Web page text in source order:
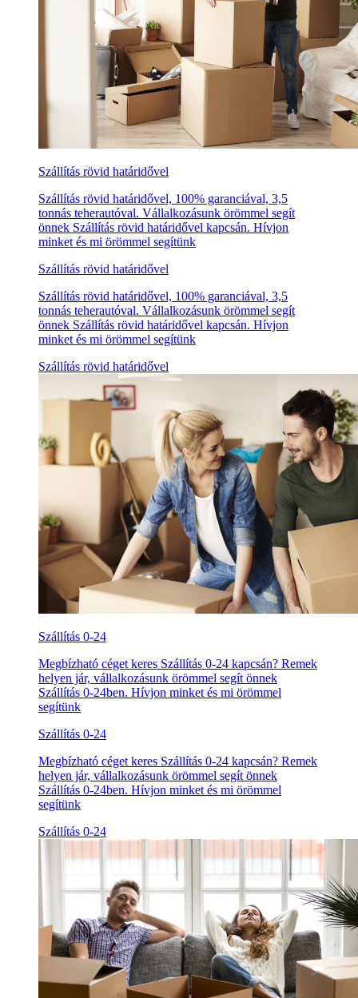
Szállítás rövid határidővel
Szállítás rövid határidővel, 100% garanciával, 3,5
tonnás teherautóval. Vállalkozásunk örömmel segít
önnek Szállítás rövid határidővel kapcsán. Hívjon
minket és mi örömmel segítünk
Szállítás rövid határidővel
Szállítás rövid határidővel, 100% garanciával, 3,5
tonnás teherautóval. Vállalkozásunk örömmel segít
önnek Szállítás rövid határidővel kapcsán. Hívjon
minket és mi örömmel segítünk
Szállítás rövid határidővel
Szállítás 0-24
Megbízható céget keres Szállítás 0-24 kapcsán? Remek
helyen jár, vállalkozásunk örömmel segít önnek
Szállítás 0-24ben. Hívjon minket és mi örömmel
segítünk
Szállítás 0-24
Megbízható céget keres Szállítás 0-24 kapcsán? Remek
helyen jár, vállalkozásunk örömmel segít önnek
Szállítás 0-24ben. Hívjon minket és mi örömmel
segítünk
Szállítás 0-24